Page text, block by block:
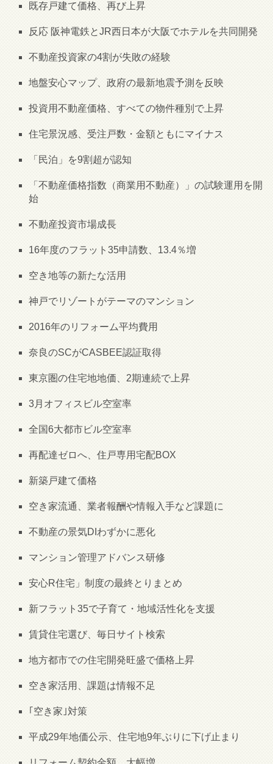
既存戸建て価格、再び上昇
反応 阪神電鉄とJR西日本が大阪でホテルを共同開発
不動産投資家の4割が失敗の経験
地盤安心マップ、政府の最新地震予測を反映
投資用不動産価格、すべての物件種別で上昇
住宅景況感、受注戸数・金額ともにマイナス
「民泊」を9割超が認知
「不動産価格指数（商業用不動産）」の試験運用を開
始
不動産投資市場成長
16年度のフラット35申請数、13.4％増
空き地等の新たな活用
神戸でリゾートがテーマのマンション
2016年のリフォーム平均費用
奈良のSCがCASBEE認証取得
東京圏の住宅地地価、2期連続で上昇
3月オフィスビル空室率
全国6大都市ビル空室率
再配達ゼロへ、住戸専用宅配BOX
新築戸建て価格
空き家流通、業者報酬や情報入手など課題に
不動産の景気DIわずかに悪化
マンション管理アドバンス研修
安心R住宅」制度の最終とりまとめ
新フラット35で子育て・地域活性化を支援
賃貸住宅選び、毎日サイト検索
地方都市での住宅開発旺盛で価格上昇
空き家活用、課題は情報不足
｢空き家｣対策
平成29年地価公示、住宅地9年ぶりに下げ止まり